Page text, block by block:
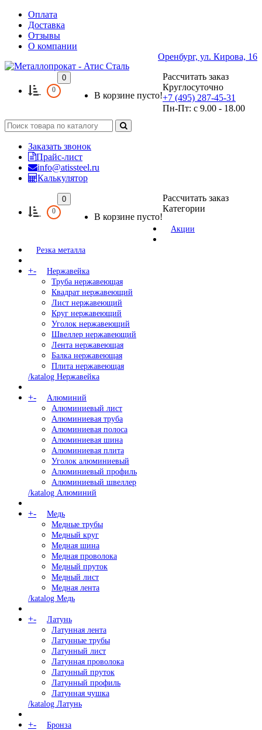
Оплата
Доставка
Отзывы
О компании
Оренбург, ул. Кирова, 16
0
0
В корзине пусто!
Рассчитать заказ
Круглосуточно
+7 (495) 287-45-31
Пн-Пт: с 9.00 - 18.00
Заказать звонок
Прайс-лист
info@atissteel.ru
Калькулятор
0
0
В корзине пусто!
Рассчитать заказ
Категории
Акции
Резка металла
+-
Нержавейка
Труба нержавеющая
Квадрат нержавеющий
Лист нержавеющий
Круг нержавеющий
Уголок нержавеющий
Швеллер нержавеющий
Лента нержавеющая
Балка нержавеющая
Плита нержавеющая
/katalog Нержавейка
+-
Алюминий
Алюминиевый лист
Алюминиевая труба
Алюминиевая полоса
Алюминиевая шина
Алюминиевая плита
Уголок алюминиевый
Алюминиевый профиль
Алюминиевый швеллер
/katalog Алюминий
+-
Медь
Медные трубы
Медный круг
Медная шина
Медная проволока
Медный пруток
Медный лист
Медная лента
/katalog Медь
+-
Латунь
Латунная лента
Латунные трубы
Латунный лист
Латунная проволока
Латунный пруток
Латунный профиль
Латунная чушка
/katalog Латунь
+-
Бронза